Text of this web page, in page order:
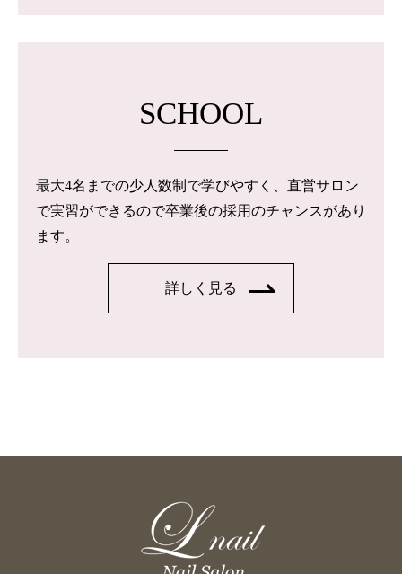
SCHOOL
最大4名までの少人数制で学びやすく、直営サロン
で実習ができるので卒業後の採用のチャンスがあり
ます。
詳しく見る